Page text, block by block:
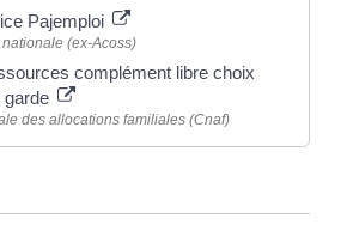
Pajemploi
(ex-Acoss)
complément libre choix
garde
des allocations familiales (Cnaf)